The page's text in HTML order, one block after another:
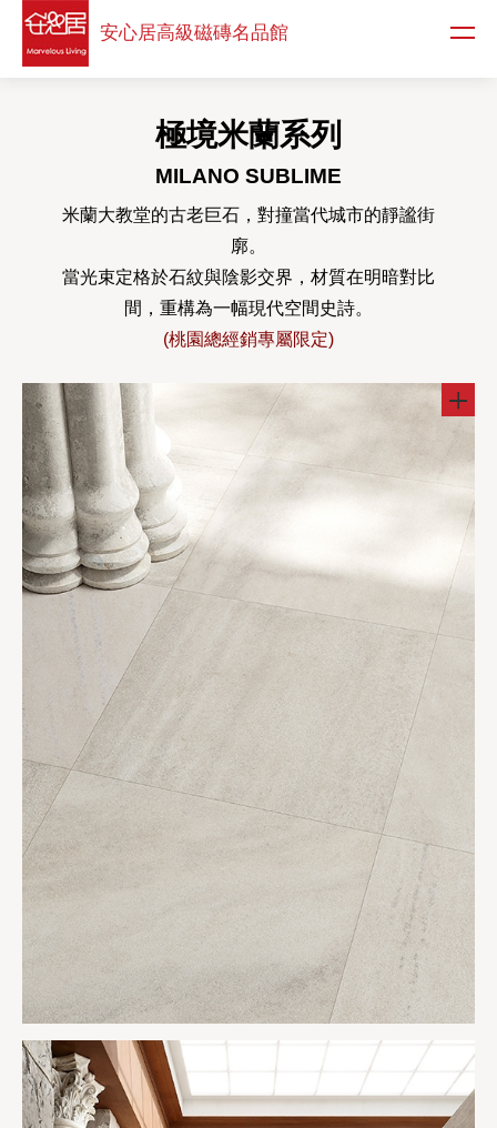
安心居高級磁磚名品館
極境米蘭系列
MILANO SUBLIME
米蘭大教堂的古老巨石，對撞當代城市的靜謐街
廓。
當光束定格於石紋與陰影交界，材質在明暗對比
間，重構為一幅現代空間史詩。
(桃園總經銷專屬限定)